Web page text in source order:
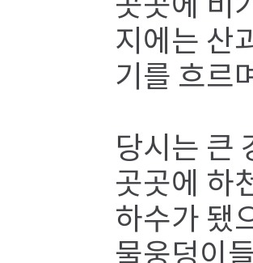
지에는 산
기를 흐르
당시는 큰
곳곳에 하
하수가 됐